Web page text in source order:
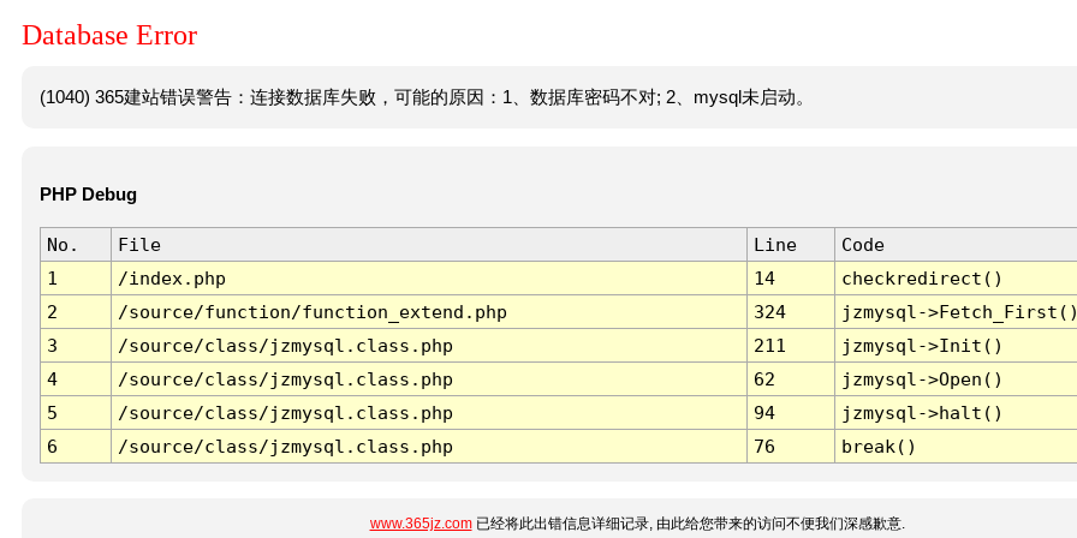
Database Error
(1040) 365建站错误警告：连接数据库失败，可能的原因：1、数据库密码不对; 2、mysql未启动。
PHP Debug
No. File Line
Code
1
/index.php 14
checkredirect()
2
/source/function/function_extend.php 324
jzmysql-
3
/source/class/jzmysql.class.php 211
jzmysql->Init()
4
/source/class/jzmysql.class.php 62
jzmysql->Open()
5
/source/class/jzmysql.class.php 94
jzmysql->halt()
6
/source/class/jzmysql.class.php 76 break()
www.365jz.com已经将此出错信息详细记录, 由此给您带来的访问不便我们深感歉意.